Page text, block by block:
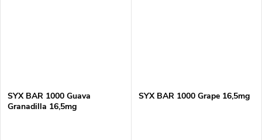
SYX BAR 1000 Guava
Granadilla 16,5mg
SYX BAR 1000 Grape 16,5mg